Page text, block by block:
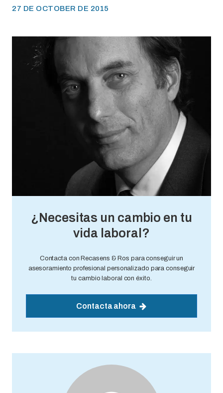
27 DE OCTOBER DE 2015
¿Necesitas un cambio en tu
vida laboral?
Contacta con Recasens & Ros para conseguir un
asesoramiento profesional personalizado para conseguir
tu cambio laboral con éxito.
Contacta ahora